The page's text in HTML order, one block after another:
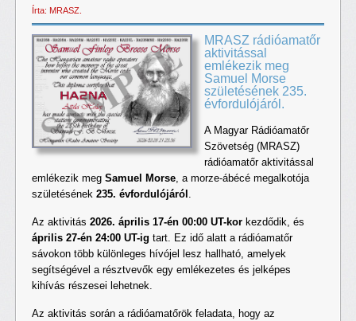
Írta: MRASZ.
MRASZ rádióamatőr
aktivitással
emlékezik meg
Samuel Morse
születésének 235.
évfordulójáról.
A Magyar Rádióamatőr
Szövetség (MRASZ)
rádióamatőr aktivitással
emlékezik meg Samuel Morse, a morze-ábécé megalkotója
születésének 235. évfordulójáról .
Az aktivitás 2026. április 17-én 00:00 UT-kor kezdődik, és
április 27-én 24:00 UT-ig tart. Ez idő alatt a rádióamatőr
sávokon több különleges hívójel lesz hallható, amelyek
segítségével a résztvevők egy emlékezetes és jelképes
kihívás részesei lehetnek.
Az aktivitás során a rádióamatőrök feladata, hogy az